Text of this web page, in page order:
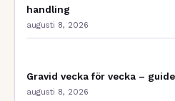
handling
augusti 8, 2026
Gravid vecka för vecka –
augusti 8, 2026